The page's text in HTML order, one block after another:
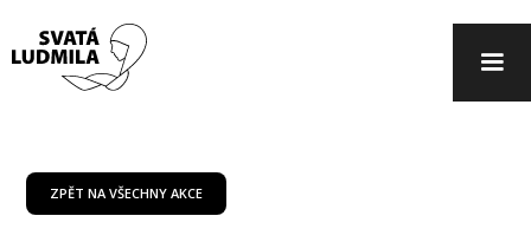
ZPĚT NA VŠECHNY AKCE